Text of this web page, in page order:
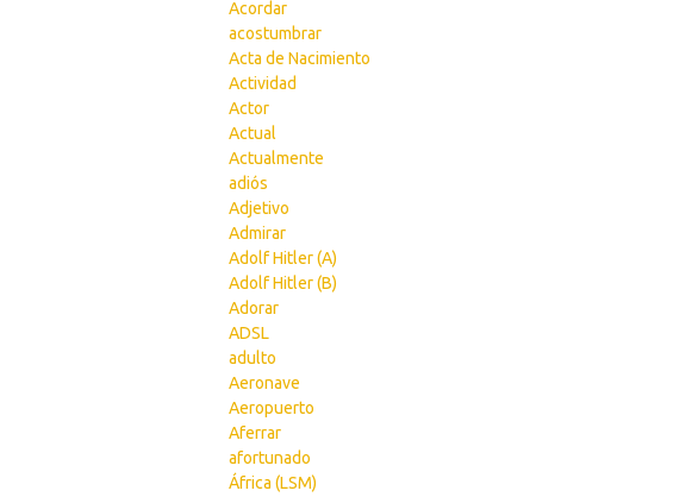
Acordar
acostumbrar
Acta de Nacimiento
Actividad
Actor
Actual
Actualmente
adiós
Adjetivo
Admirar
Adolf Hitler (A)
Adolf Hitler (B)
Adorar
ADSL
adulto
Aeronave
Aeropuerto
Aferrar
afortunado
África (LSM)